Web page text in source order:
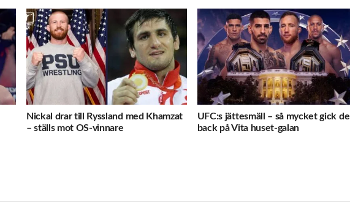
Nickal drar till Ryssland med Khamzat
– ställs mot OS-vinnare
UFC:s jättesmäll – så mycket gick de
back på Vita huset-galan